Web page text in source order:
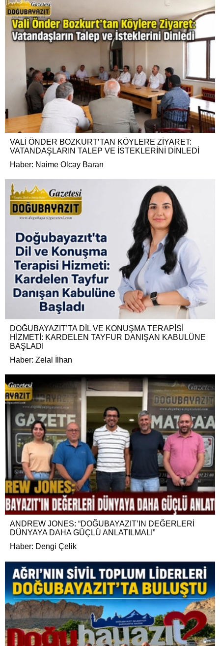
VALİ ÖNDER BOZKURT’TAN KÖYLERE ZİYARET:
VATANDAŞLARIN TALEP VE İSTEKLERİNİ DİNLEDİ
Haber: Naime Olcay Baran
DOĞUBAYAZIT’TA DİL VE KONUŞMA TERAPİSİ
HİZMETİ: KARDELEN TAYFUR DANIŞAN KABULÜNE
BAŞLADI
Haber: Zelal İlhan
ANDREW JONES: “DOĞUBAYAZIT’IN DEĞERLERİ
DÜNYAYA DAHA GÜÇLÜ ANLATILMALI”
Haber: Dengi Çelik